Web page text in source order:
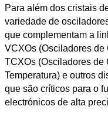
Para além dos cristais
variedade de
que complementam a
VCXOs (Osciladores de
TCXOs (Osciladores de
Temperatura) e outros
que são críticos para o
electrónicos de alta